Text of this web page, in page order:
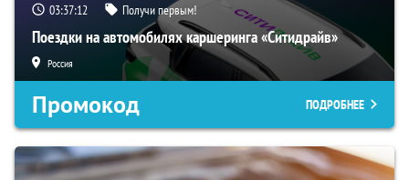
03:37:11 Получи первым!
Поездки на автомобилях каршеринга «Ситидрайв»
Россия
Промокод ПОДРОБНЕЕ